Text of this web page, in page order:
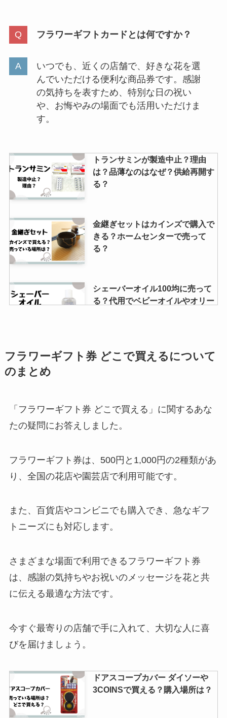
フラワーギフトカードとは何ですか？
いつでも、近くの店舗で、好きな花を選
んでいただける便利な商品券です。感謝
の気持ちを表すため、特別な日の祝い
や、お悔やみの場面でも活用いただけま
す。
トランサミンが製造中止？理由
は？品薄なのはなぜ？供給再開す
る？
金継ぎセットはカインズで購入で
きる？ホームセンターで売って
る？
シェーバーオイル100均に売って
る？代用でベビーオイルやオリー
図書券はどこで買える？図書カー
ドの購入はイオンやコンビニでで
ジェルネイルはどこで買える？近
くのネイル用品店や薬局、ドンキ
ンを変えたい人必見！
やホームセンターで手軽に買え
る？
売ってる場所はどこ？
ヘパリン類似物質外用泡状スプレ
ーはどこで買える？美容にいい
フラワーギフト券 どこで買えるについて
のまとめ
「フラワーギフト券 どこで買える」に関するあな
たの疑問にお答えしました。
フラワーギフト券は、500円と1,000円の2種類があ
り、全国の花店や園芸店で利用可能です。
また、百貨店やコンビニでも購入でき、急なギフ
トニーズにも対応します。
さまざまな場面で利用できるフラワーギフト券
は、感謝の気持ちやお祝いのメッセージを花と共
に伝える最適な方法です。
今すぐ最寄りの店舗で手に入れて、大切な人に喜
びを届けましょう。
ドアスコープカバー ダイソーや
3COINSで買える？購入場所は？